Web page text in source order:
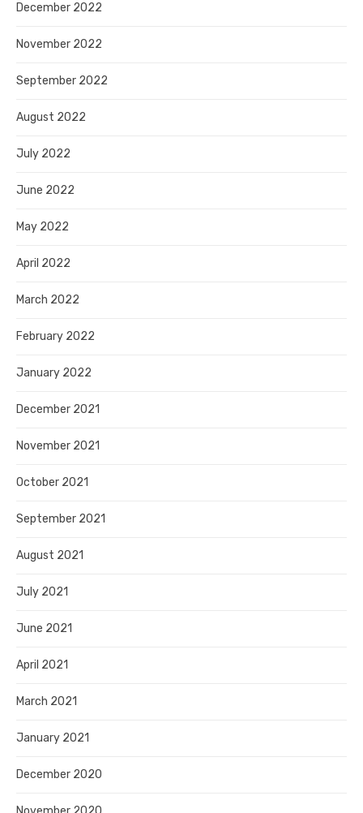
December 2022
November 2022
September 2022
August 2022
July 2022
June 2022
May 2022
April 2022
March 2022
February 2022
January 2022
December 2021
November 2021
October 2021
September 2021
August 2021
July 2021
June 2021
April 2021
March 2021
January 2021
December 2020